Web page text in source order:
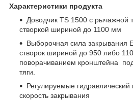
Характеристики продукта
Доводчик TS 1500 с рычажной
створкой шириной до 1100 мм
Выборочная сила закрывания
створок шириной до 950 либо
поворачиванием кронштейна
тяги.
Регулируемые
скорость закрывания